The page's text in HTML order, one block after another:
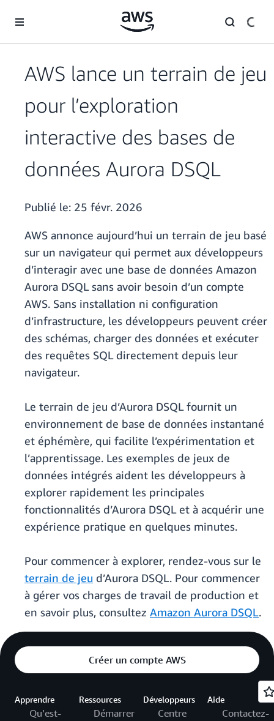
AWS lance un terrain de jeu
pour l’exploration
interactive des bases de
données Aurora DSQL
Publié le: 25 févr. 2026
AWS annonce aujourd’hui un terrain de jeu basé
sur un navigateur qui permet aux développeurs
d’interagir avec une base de données Amazon
Aurora DSQL sans avoir besoin d’un compte
AWS. Sans installation ni configuration
d’infrastructure, les développeurs peuvent créer
des schémas, charger des données et exécuter
des requêtes SQL directement depuis leur
navigateur.
Le terrain de jeu d’Aurora DSQL fournit un
environnement de base de données instantané
et éphémère, qui facilite l’expérimentation et
l’apprentissage. Les exemples de jeux de
données intégrés aident les développeurs à
explorer rapidement les principales
fonctionnalités d’Aurora DSQL et à acquérir une
expérience pratique en quelques minutes.
Pour commencer à explorer, rendez-vous sur le
terrain de jeu d’Aurora DSQL. Pour commencer
à gérer vos charges de travail de production et
en savoir plus, consultez Amazon Aurora DSQL.
Créer un compte AWS
Apprendre
Qu’est-
Ressources
Démarrer
Développeurs
Centre
Aide
Contactez-